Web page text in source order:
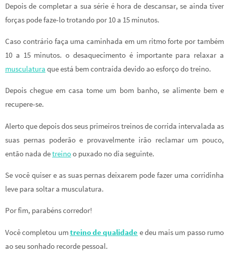
Depois de completar a sua série é hora de descansar, se ainda tiver
forças pode faze-lo trotando por 10 a 15 minutos.
Caso contrário faça uma caminhada em um ritmo forte por também
10 a 15 minutos. o desaquecimento é importante para relaxar a
musculatura que está bem contraída devido ao esforço do treino.
Depois chegue em casa tome um bom banho, se alimente bem e
recupere-se.
Alerto que depois dos seus primeiros treinos de corrida intervalada as
suas pernas poderão e provavelmente irão reclamar um pouco,
então nada detreinoo puxado no dia seguinte.
Se você quiser e as suas pernas deixarem pode fazer uma corridinha
leve para soltar a musculatura.
Por fim, parabéns corredor!
Você completou umtreino de qualidade e deu mais um passo rumo
ao seu sonhado recorde pessoal.